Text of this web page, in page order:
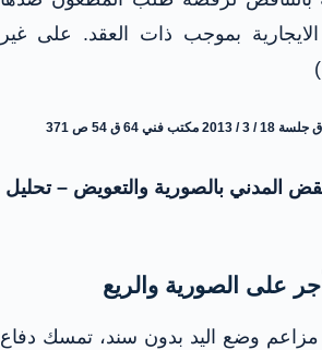
الايجارية بموجب ذات العقد. على غير
المدني بالصورية والتعويض – تحليل
على الصورية والريع
وضع اليد بدون سند، تمسك دفاع